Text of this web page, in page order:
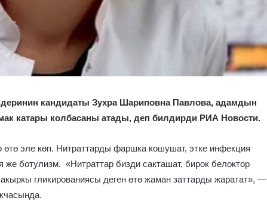
кандидаты Зухра Шариповна Павлова, адамдын
катары колбасаны атады, деп билдирди РИА Новости.
эле көп. Нитраттарды фаршка кошушат, этке инфекция
ботулизм. «Нитраттар бизди сакташат, бирок белоктор
гликированиясы деген өтө жаман заттарды жаратат», —